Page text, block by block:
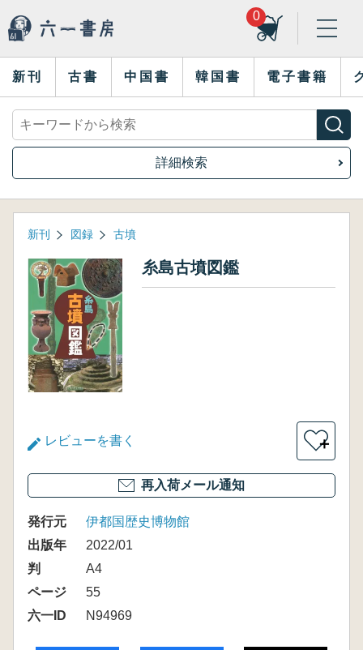
0
新刊 古書 中国書 韓国書 電子書籍
詳細検索
新刊 図録 古墳
糸島古墳図鑑
レビューを書く ＋
再入荷メール通知
発行元
伊都国歴史博物館
出版年
2022/01
判
A4
ページ
55
六一ID
N94969